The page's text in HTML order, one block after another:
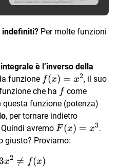
indefiniti? Per molte funzioni
è l’inverso della
funzione f(x)=x^2
f(x) = x2, il suo
che ha ff come
questa funzione (potenza)
, per tornare indietro
Quindi avremo F(x)=x^3
F (x) = x3.
giusto? Proviamo:
F'(x)=3x^2 \ne f(x)
x2 
= f(x)